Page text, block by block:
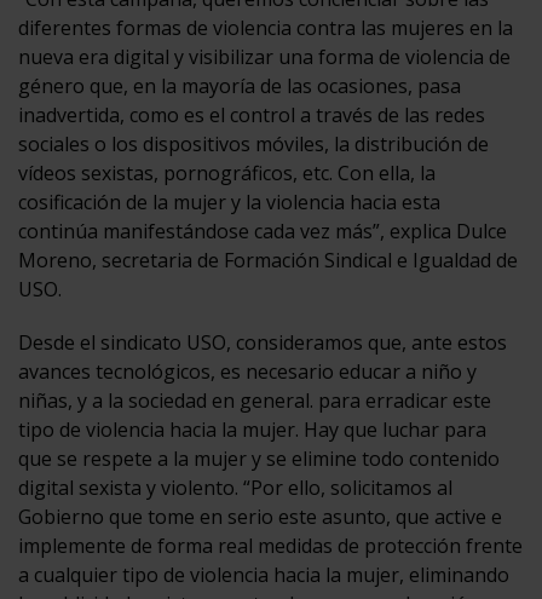
diferentes formas de violencia contra las mujeres en la
nueva era digital y visibilizar una forma de violencia de
género que, en la mayoría de las ocasiones, pasa
inadvertida, como es el control a través de las redes
sociales o los dispositivos móviles, la distribución de
vídeos sexistas, pornográficos, etc. Con ella, la
cosificación de la mujer y la violencia hacia esta
continúa manifestándose cada vez más”, explica Dulce
Moreno, secretaria de Formación Sindical e Igualdad de
USO.
Desde el sindicato USO, consideramos que, ante estos
avances tecnológicos, es necesario educar a niño y
niñas, y a la sociedad en general. para erradicar este
tipo de violencia hacia la mujer. Hay que luchar para
que se respete a la mujer y se elimine todo contenido
digital sexista y violento. “Por ello, solicitamos al
Gobierno que tome en serio este asunto, que active e
implemente de forma real medidas de protección frente
a cualquier tipo de violencia hacia la mujer, eliminando